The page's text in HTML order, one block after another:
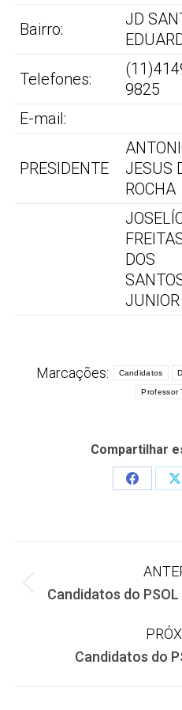
Bairro:
JD
Telefones:
9825
E-mail:
PRESIDENTE
JESUS
ROCHA
DOS
JUNIOR
Marcações: Candidatos
Professor
Compartilhar
Share
de
post:
Candidatos do
Candidatos do